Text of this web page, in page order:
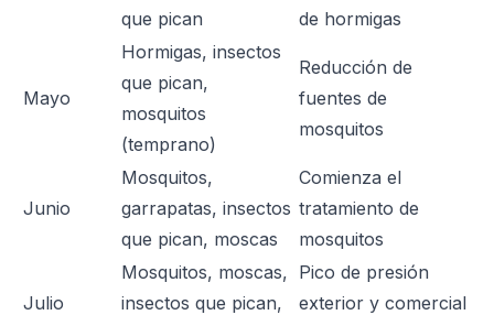
que pican
de hormigas
Mayo
Hormigas, insectos
que pican,
mosquitos
(temprano)
Reducción de
fuentes de
mosquitos
Junio
Mosquitos,
garrapatas, insectos
que pican, moscas
Comienza el
tratamiento de
mosquitos
Julio
Mosquitos, moscas,
insectos que pican,
Pico de presión
exterior y comercial